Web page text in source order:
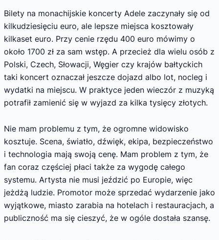
Bilety na monachijskie koncerty Adele zaczynały się od
kilkudziesięciu euro, ale lepsze miejsca kosztowały
kilkaset euro. Przy cenie rzędu 400 euro mówimy o
około 1700 zł za sam wstęp. A przecież dla wielu osób z
Polski, Czech, Słowacji, Węgier czy krajów bałtyckich
taki koncert oznaczał jeszcze dojazd albo lot, nocleg i
wydatki na miejscu. W praktyce jeden wieczór z muzyką
potrafił zamienić się w wyjazd za kilka tysięcy złotych.
Nie mam problemu z tym, że ogromne widowisko
kosztuje. Scena, światło, dźwięk, ekipa, bezpieczeństwo
i technologia mają swoją cenę. Mam problem z tym, że
fan coraz częściej płaci także za wygodę całego
systemu. Artysta nie musi jeździć po Europie, więc
jeżdżą ludzie. Promotor może sprzedać wydarzenie jako
wyjątkowe, miasto zarabia na hotelach i restauracjach, a
publiczność ma się cieszyć, że w ogóle dostała szansę.